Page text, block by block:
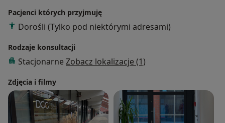
hemoroidy czy szczeliny odbytu,
badaniach profilaktycznych w kierunku nowotworów
jelita grubego,
zabiegach z zakresu chirurgii ogólnej,
a także w zakresie chirurgii ogólnej, czyli usuwaniu
zmian barwnikowych, kaszaków, kurzajek, nacinaniu
ropni i wielu innych zabiegach.
Pacjenci których przyjmuję
Dorośli (Tylko pod niektórymi adresami)
Rodzaje konsultacji
Stacjonarne Zobacz lokalizacje (1)
Zdjęcia i filmy